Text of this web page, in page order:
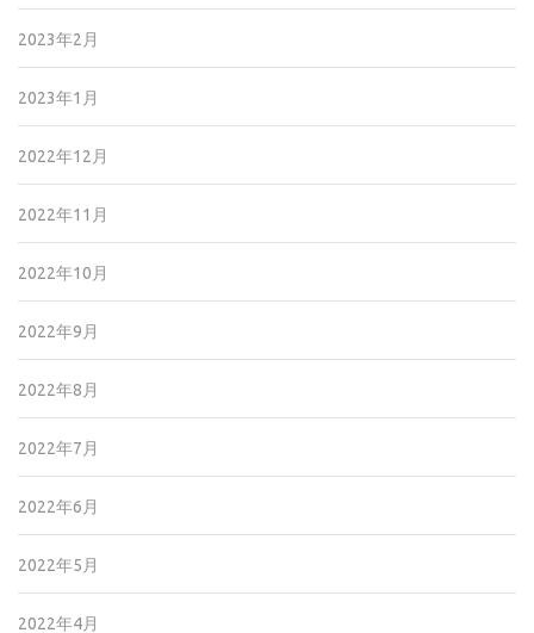
2023年2月
2023年1月
2022年12月
2022年11月
2022年10月
2022年9月
2022年8月
2022年7月
2022年6月
2022年5月
2022年4月